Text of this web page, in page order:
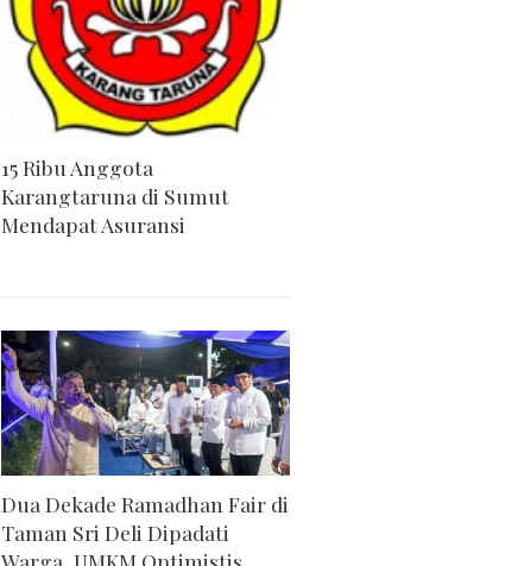
15 Ribu Anggota
Karangtaruna di Sumut
Mendapat Asuransi
Dua Dekade Ramadhan Fair di
Taman Sri Deli Dipadati